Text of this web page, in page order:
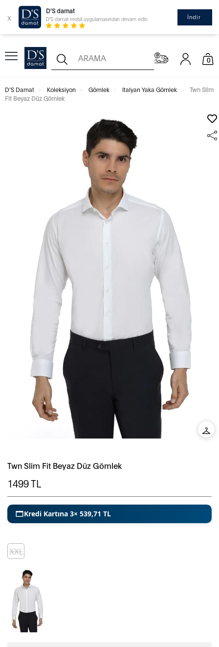
x
D'S damat
D'S damat mobil uygulamasından devam edin İndir
0
D'S Damat Koleksiyon Gömlek Italyan Yaka Gömlek
Twn Slim
Fit Beyaz Düz Gömlek
Twn Slim Fit Beyaz Düz Gömlek
1499TL
Kredi Kartına 3× 539,71 TL
XXL